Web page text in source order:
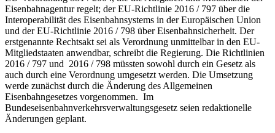
Eisenbahnagentur regelt; der EU-Richtlinie 2016 / 797 über die
Interoperabilität des Eisenbahnsystems in der Europäischen Union
und der EU-Richtlinie 2016 / 798 über Eisenbahnsicherheit. Der
erstgenannte Rechtsakt sei als Verordnung unmittelbar in den EU-
Mitgliedstaaten anwendbar, schreibt die Regierung. Die Richtlinien
2016 / 797 und 2016 / 798 müssten sowohl durch ein Gesetz als
auch durch eine Verordnung umgesetzt werden. Die Umsetzung
werde zunächst durch die Änderung des Allgemeinen
Eisenbahngesetzes vorgenommen. Im
Bundeseisenbahnverkehrsverwaltungsgesetz seien redaktionelle
Änderungen geplant.